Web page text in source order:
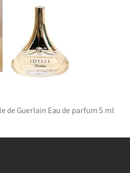
de Guerlain Eau de parfum 5 ml